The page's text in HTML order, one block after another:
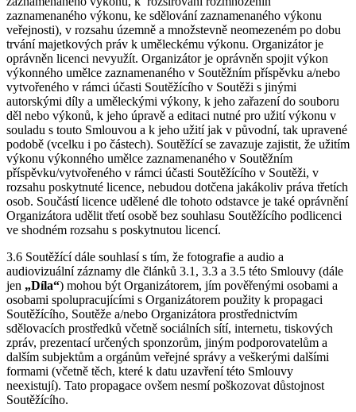
zaznamenaného výkonu, ke sdělování zaznamenaného výkonu
veřejnosti), v rozsahu územně a množstevně neomezeném po dobu
trvání majetkových práv k uměleckému výkonu. Organizátor je
oprávněn licenci nevyužít. Organizátor je oprávněn spojit výkon
výkonného umělce zaznamenaného v Soutěžním příspěvku a/nebo
vytvořeného v rámci účasti Soutěžícího v Soutěži s jinými
autorskými díly a uměleckými výkony, k jeho zařazení do souboru
děl nebo výkonů, k jeho úpravě a editaci nutné pro užití výkonu v
souladu s touto Smlouvou a k jeho užití jak v původní, tak upravené
podobě (vcelku i po částech). Soutěžící se zavazuje zajistit, že užitím
výkonu výkonného umělce zaznamenaného v Soutěžním
příspěvku/vytvořeného v rámci účasti Soutěžícího v Soutěži, v
rozsahu poskytnuté licence, nebudou dotčena jakákoliv práva třetích
osob. Součástí licence udělené dle tohoto odstavce je také oprávnění
Organizátora udělit třetí osobě bez souhlasu Soutěžícího podlicenci
ve shodném rozsahu s poskytnutou licencí.
3.6 Soutěžící dále souhlasí s tím, že fotografie a audio a
audiovizuální záznamy dle článků 3.1, 3.3 a 3.5 této Smlouvy (dále
jen „Díla“) mohou být Organizátorem, jím pověřenými osobami a
osobami spolupracujícími s Organizátorem použity k propagaci
Soutěžícího, Soutěže a/nebo Organizátora prostřednictvím
sdělovacích prostředků včetně sociálních sítí, internetu, tiskových
zpráv, prezentací určených sponzorům, jiným podporovatelům a
dalším subjektům a orgánům veřejné správy a veškerými dalšími
formami (včetně těch, které k datu uzavření této Smlouvy
neexistují). Tato propagace ovšem nesmí poškozovat důstojnost
Soutěžícího.